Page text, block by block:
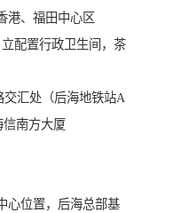
港、福田中心区
配置行政卫生间，茶
交汇处（后海地铁站A
信南方大厦
心位置，后海总部基